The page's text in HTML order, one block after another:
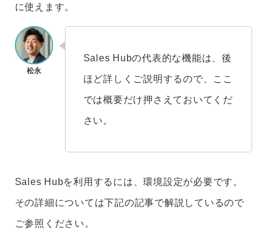
に使えます。
Sales Hubの代表的な機能は、後
ほど詳しくご説明するので、ここ
では概要だけ押さえておいてくだ
さい。
Sales Hubを利用するには、環境設定が必要です。
その詳細については下記の記事で解説しているので
ご参照ください。